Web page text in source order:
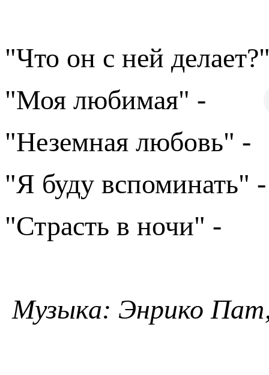
"Что он с ней
"Моя любимая" -
"Неземная любовь" -
"Я буду вспоминать" -
"Страсть в ночи" -
Музыка: Энрико